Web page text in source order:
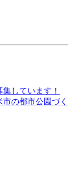
しています！
市の都市公園づ